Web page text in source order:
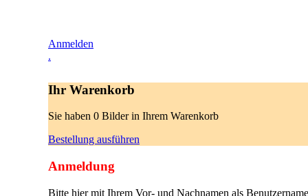
Anmelden
.
Ihr Warenkorb
Sie haben 0 Bilder in Ihrem Warenkorb
Bestellung ausführen
Anmeldung
Bitte hier mit Ihrem Vor- und Nachnamen als